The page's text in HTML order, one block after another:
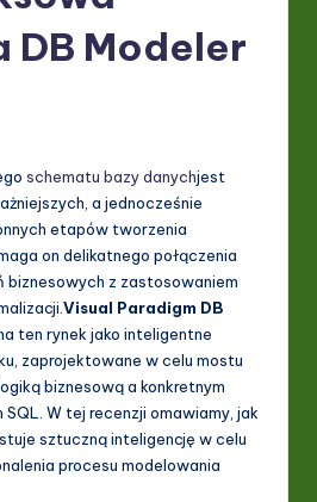
DB Modeler
schematu bazy danychjest
a jednocześnie
etapów tworzenia
on delikatnego połączenia
biznesowych z zastosowaniem
Visual Paradigm DB
ten rynek jako inteligentne
zaprojektowane w celu mostu
biznesową a konkretnym
W tej recenzji omawiamy, jak
sztuczną inteligencję w celu
procesu modelowania